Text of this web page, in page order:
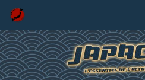
Skip to content